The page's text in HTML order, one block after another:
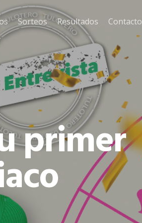
Sorteos Resultados Contacto
primer